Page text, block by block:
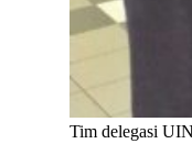
Tim delegasi